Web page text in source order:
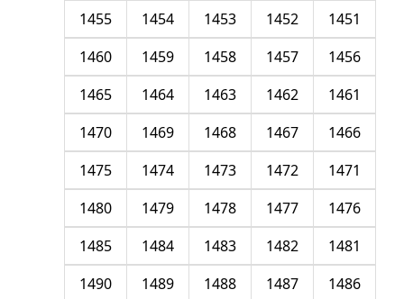
1451
1452
1453
1454
1455
1456
1457
1458
1459
1460
1461
1462
1463
1464
1465
1466
1467
1468
1469
1470
1471
1472
1473
1474
1475
1476
1477
1478
1479
1480
1481
1482
1483
1484
1485
1486
1487
1488
1489
1490